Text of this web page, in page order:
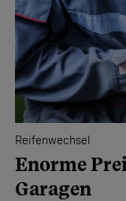
Reifenwechsel
Enorme
Garagen